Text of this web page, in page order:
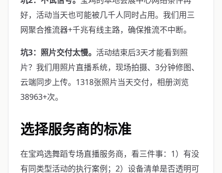
好，活动当天也可能被几千人同时占用。我们用三
网聚合推流器+千兆有线主路，确保推流不中断。
坑3：照片交付太慢。 活动结束后3天才能看到照
片？我们用照片直播系统，现场拍摄、3分钟修图、
云端同步上传。1318张照片当天交付，相册浏览
38963+次。
选择服务商的标准
在宝鸡选舞蹈专场直播服务商，看三件事：1）有没
有同类型活动的执行案例；2）设备清单是否透明可